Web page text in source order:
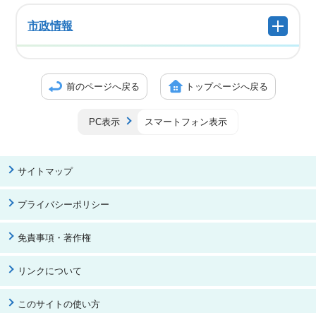
市政情報
前のページへ戻る トップページへ戻る
PC表示 スマートフォン表示
サイトマップ
プライバシーポリシー
免責事項・著作権
リンクについて
このサイトの使い方